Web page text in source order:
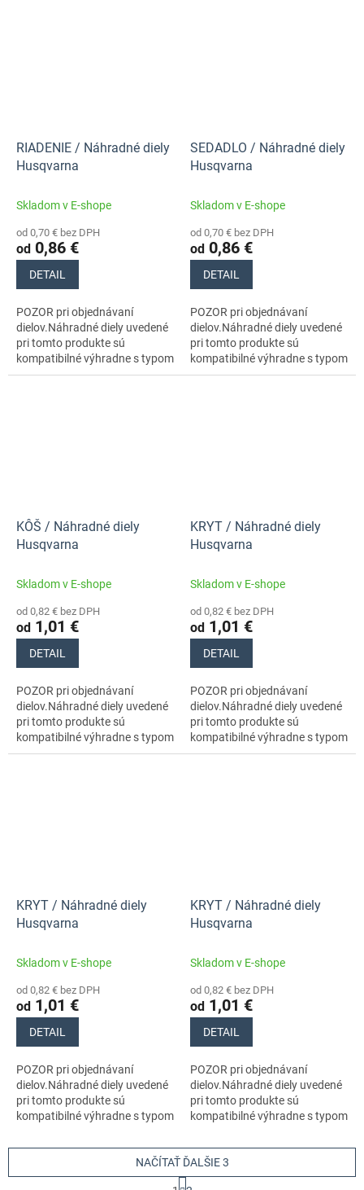
RIADENIE / Náhradné diely
Husqvarna
Skladom v E-shope
od 0,70 € bez DPH
od 0,86 €
DETAIL
POZOR pri objednávaní
dielov.Náhradné diely uvedené
pri tomto produkte sú
kompatibilné výhradne s typom
stroja s číslom 970727701
SEDADLO / Náhradné diely
Husqvarna
Skladom v E-shope
od 0,70 € bez DPH
od 0,86 €
DETAIL
POZOR pri objednávaní
dielov.Náhradné diely uvedené
pri tomto produkte sú
kompatibilné výhradne s typom
stroja s číslom 970727701
KÔŠ / Náhradné diely
Husqvarna
Skladom v E-shope
od 0,82 € bez DPH
od 1,01 €
DETAIL
POZOR pri objednávaní
dielov.Náhradné diely uvedené
pri tomto produkte sú
kompatibilné výhradne s typom
stroja s číslom 970727701
KRYT / Náhradné diely
Husqvarna
Skladom v E-shope
od 0,82 € bez DPH
od 1,01 €
DETAIL
POZOR pri objednávaní
dielov.Náhradné diely uvedené
pri tomto produkte sú
kompatibilné výhradne s typom
stroja s číslom 970727701
KRYT / Náhradné diely
Husqvarna
Skladom v E-shope
od 0,82 € bez DPH
od 1,01 €
DETAIL
POZOR pri objednávaní
dielov.Náhradné diely uvedené
pri tomto produkte sú
kompatibilné výhradne s typom
KRYT / Náhradné diely
Husqvarna
Skladom v E-shope
od 0,82 € bez DPH
od 1,01 €
DETAIL
POZOR pri objednávaní
dielov.Náhradné diely uvedené
pri tomto produkte sú
kompatibilné výhradne s typom
NAČÍTAŤ ĎALŠIE 3
S